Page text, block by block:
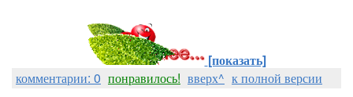
[показать]
комментарии: 0 понравилось! вверх^ к полной версии